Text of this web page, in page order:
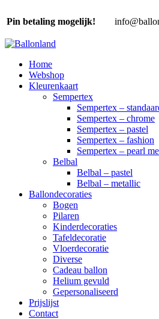
Pin betaling mogelijk!
Home
Webshop
Kleurenkaart
Sempertex
Sempertex –
Sempertex – chrome
Sempertex – pastel
Sempertex – fashion
Sempertex – pearl
Belbal
Belbal – pastel
Belbal – metallic
Ballondecoraties
Bogen
Pilaren
Kinderdecoraties
Tafeldecoratie
Vloerdecoratie
Diverse
Cadeau ballon
Helium gevuld
Gepersonaliseerd
Prijslijst
Contact